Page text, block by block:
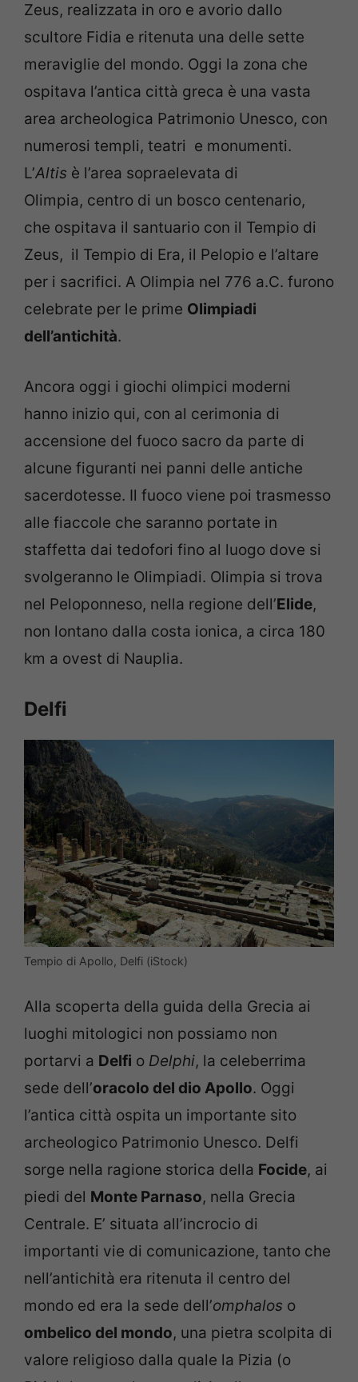
Zeus, realizzata in oro e avorio dallo
scultore Fidia e ritenuta una delle sette
meraviglie del mondo. Oggi la zona che
ospitava l’antica città greca è una vasta
area archeologica Patrimonio Unesco, con
numerosi templi, teatri e monumenti.
L’Altis è l’area sopraelevata di
Olimpia, centro di un bosco centenario,
che ospitava il santuario con il Tempio di
Zeus, il Tempio di Era, il Pelopio e l’altare
per i sacrifici. A Olimpia nel 776 a.C. furono
celebrate per le prime Olimpiadi
dell’antichità.
Ancora oggi i giochi olimpici moderni
hanno inizio qui, con al cerimonia di
accensione del fuoco sacro da parte di
alcune figuranti nei panni delle antiche
sacerdotesse. Il fuoco viene poi trasmesso
alle fiaccole che saranno portate in
staffetta dai tedofori fino al luogo dove si
svolgeranno le Olimpiadi. Olimpia si trova
nel Peloponneso, nella regione dell’Elide,
non lontano dalla costa ionica, a circa 180
km a ovest di Nauplia.
Delfi
Tempio di Apollo, Delfi (iStock)
Alla scoperta della guida della Grecia ai
luoghi mitologici non possiamo non
portarvi a Delfi o Delphi, la celeberrima
sede dell’oracolo del dio Apollo. Oggi
l’antica città ospita un importante sito
archeologico Patrimonio Unesco. Delfi
sorge nella ragione storica della Focide, ai
piedi del Monte Parnaso, nella Grecia
Centrale. E’ situata all’incrocio di
importanti vie di comunicazione, tanto che
nell’antichità era ritenuta il centro del
mondo ed era la sede dell’omphalos o
ombelico del mondo, una pietra scolpita di
valore religioso dalla quale la Pizia (o